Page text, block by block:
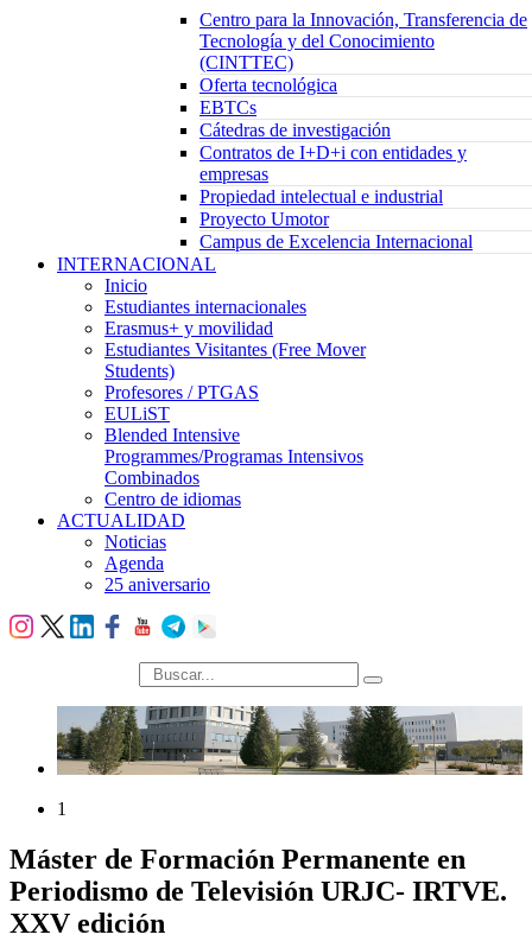
Centro para la Innovación, Transferencia de
Tecnología y del Conocimiento
(CINTTEC)
Oferta tecnológica
EBTCs
Cátedras de investigación
Contratos de I+D+i con entidades y
empresas
Propiedad intelectual e industrial
Proyecto Umotor
Campus de Excelencia Internacional
INTERNACIONAL
Inicio
Estudiantes internacionales
Erasmus+ y movilidad
Estudiantes Visitantes (Free Mover
Students)
Profesores / PTGAS
EULiST
Blended Intensive
Programmes/Programas Intensivos
Combinados
Centro de idiomas
ACTUALIDAD
Noticias
Agenda
25 aniversario
búsqueda
1
Máster de Formación Permanente en
Periodismo de Televisión URJC- IRTVE.
XXV edición